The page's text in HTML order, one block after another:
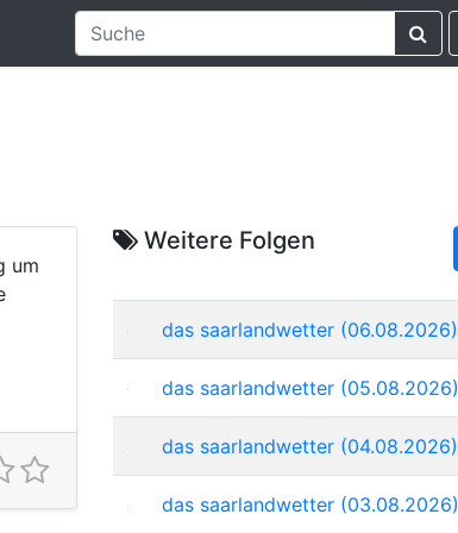
um
Weitere Folgen
das saarlandwetter (06.08.2026)
das saarlandwetter (05.08.2026)
das saarlandwetter (04.08.2026)
das saarlandwetter (03.08.2026)